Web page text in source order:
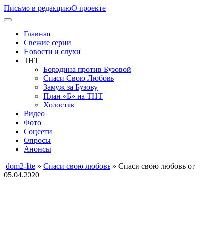
Письмо в редакциюО проекте
Главная
Свежие серии
Новости и слухи
ТНТ
Бородина против Бузовой
Спаси Свою Любовь
Замуж за Бузову
План «Б» на ТНТ
Холостяк
Видео
Фото
Соцсети
Опросы
Анонсы
dom2-lite » Спаси свою любовь » Спаси свою любовь от
05.04.2020